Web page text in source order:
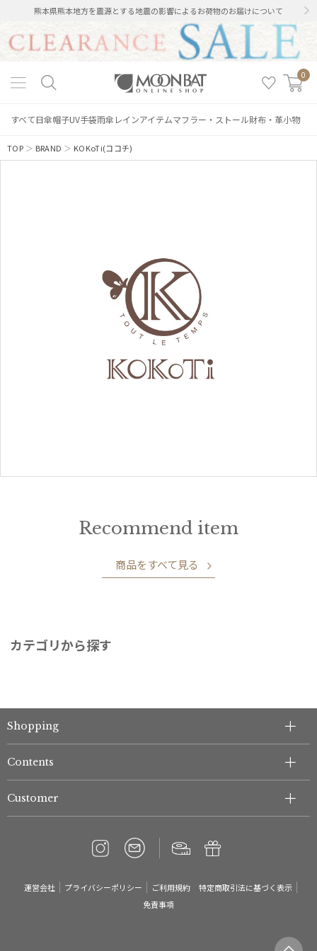
熊本県熊本地方を震源とする地震の影響によるお荷物のお届けについて
0
すべて日傘帽子UV手袋雨傘 レインアイテムマフラー・ストール財布・革小物
TOP ＞ BRAND ＞ KOKoTi(ココチ)
Recommend item
商品をすべて見る
カテゴリから探す
Shopping
Contents
Customer
運営会社 プライバシーポリシー ご利用規約
特定商取引法に基づく表示
免責事項